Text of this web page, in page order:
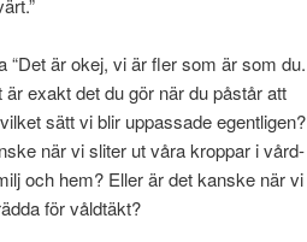
är okej, vi är fler som är som du.
exakt det du gör när du påstår att
sätt vi blir uppassade egentligen?
när vi sliter ut våra kroppar i vård-
och hem? Eller är det kanske när vi
för våldtäkt?